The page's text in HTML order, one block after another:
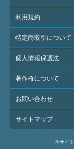
利用規約
特定商取引について
個人情報保護法
著作権について
お問い合わせ
サイトマップ
本サイ